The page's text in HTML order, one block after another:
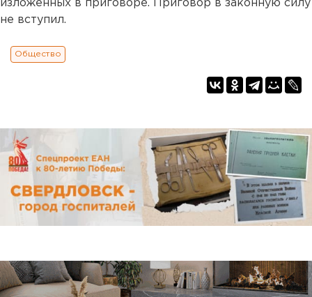
изложенных в приговоре. Приговор в законную силу
не вступил.
Общество